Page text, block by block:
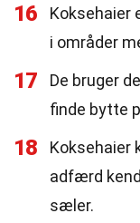
16
Koksehaier
i områder
17
De bruger
finde bytte
18
Koksehaier
adfærd
sæler.